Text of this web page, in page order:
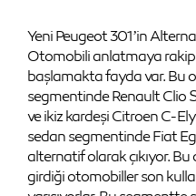
Yeni Peugeot 301’in
Otomobili anlatmaya
başlamakta fayda var. Bu
segmentinde Renault Clio
ve ikiz kardeşi Citroen C-
sedan segmentinde Fiat
alternatif olarak çıkıyor.
girdiği otomobiller son